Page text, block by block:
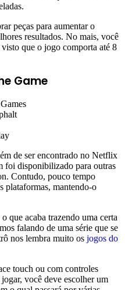
peças para aumentar o
resultados. No mais, você
que o jogo comporta até 8
Game
de ser encontrado no Netflix
foi disponibilizado para outras
Contudo, pouco tempo
plataformas, mantendo-o
o que acaba trazendo uma certa
falando de uma série que se
nos lembra muito os jogos do
touch ou com controles
você deve escolher um